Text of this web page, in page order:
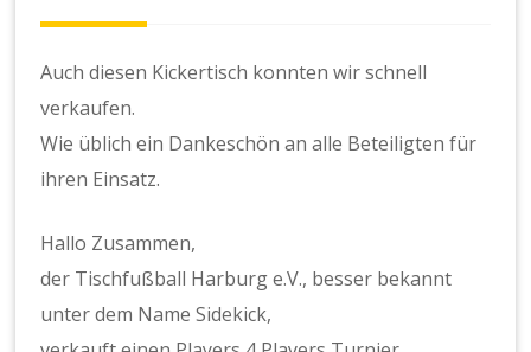
Auch diesen Kickertisch konnten wir schnell
verkaufen.
Wie üblich ein Dankeschön an alle Beteiligten für
ihren Einsatz.
Hallo Zusammen,
der Tischfußball Harburg e.V., besser bekannt
unter dem Name Sidekick,